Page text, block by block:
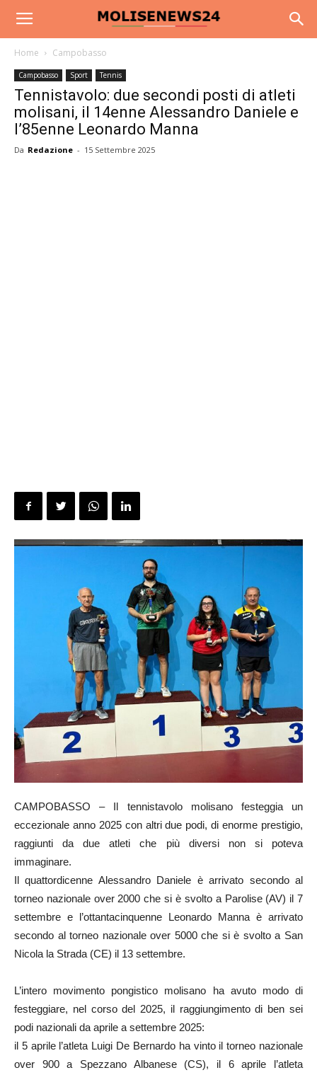
Home Campobasso
Campobasso Sport Tennis
Tennistavolo: due secondi posti di atleti
molisani, il 14enne Alessandro Daniele e
l’85enne Leonardo Manna
Da Redazione - 15 Settembre 2025
CAMPOBASSO – Il tennistavolo molisano festeggia un
eccezionale anno 2025 con altri due podi, di enorme prestigio,
raggiunti da due atleti che più diversi non si poteva
immaginare.
Il quattordicenne Alessandro Daniele è arrivato secondo al
torneo nazionale over 2000 che si è svolto a Parolise (AV) il 7
settembre e l’ottantacinquenne Leonardo Manna è arrivato
secondo al torneo nazionale over 5000 che si è svolto a San
Nicola la Strada (CE) il 13 settembre.
L’intero movimento pongistico molisano ha avuto modo di
festeggiare, nel corso del 2025, il raggiungimento di ben sei
podi nazionali da aprile a settembre 2025:
il 5 aprile l’atleta Luigi De Bernardo ha vinto il torneo nazionale
over 900 a Spezzano Albanese (CS), il 6 aprile l’atleta